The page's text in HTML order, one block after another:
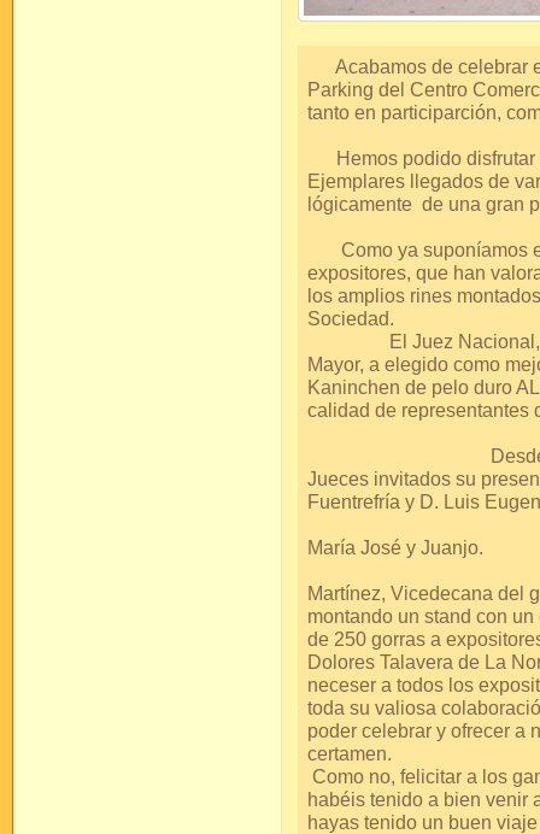
Acabamos de celebrar
Parking del Centro
tanto en participarción,
Hemos podido disfrutar
Ejemplares llegados de
lógicamente de una gran
Como ya suponíamos
expositores, que han
los amplios rines
El Juez Nacional,
Mayor, a elegido como
Kaninchen de pelo duro
calidad de
Desde estas
Jueces invitados su
Fuentrefría y
María
Martínez, Vicedecana del
montando un stand con
de 250 gorras a
Dolores Talavera de La
neceser a todos los
toda su valiosa
poder celebrar y ofrecer a
Como no, felicitar a los
habéis tenido a bien venir
hayas tenido un buen